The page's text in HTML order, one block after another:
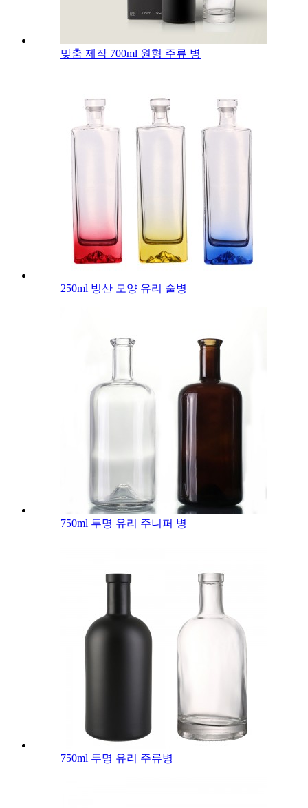
맞춤 제작 700ml 원형 주류 병
250ml 빙산 모양 유리 술병
750ml 투명 유리 주니퍼 병
750ml 투명 유리 주류병